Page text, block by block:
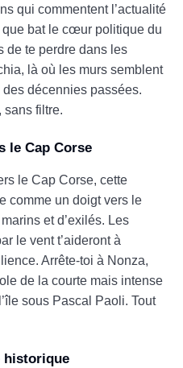
qui commentent l’actualité
que bat le cœur politique du
de te perdre dans les
là où les murs semblent
décennies passées.
sans filtre.
le Cap Corse
le Cap Corse, cette
comme un doigt vers le
et d’exilés. Les
le vent t’aideront à
Arrête-toi à Nonza,
de la courte mais intense
sous Pascal Paoli. Tout
historique